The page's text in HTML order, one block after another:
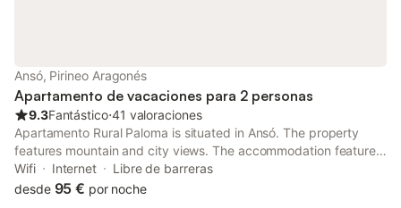
Ansó, Pirineo Aragonés
Apartamento de vacaciones para 2 personas
9.3Fantástico⋅41 valoraciones
Apartamento Rural Paloma is situated in Ansó. The property
features mountain and city views. The accommodation features
a 24-hour front desk, a shuttle service, a concierge service and
free WiFi.
Wifi Internet
Libre de barreras
desde 95 € por noche